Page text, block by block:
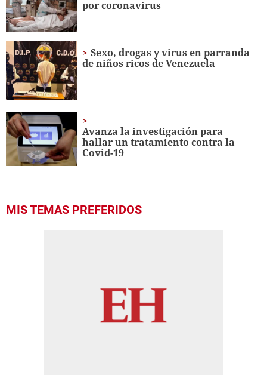
por coronavirus
Sexo, drogas y virus en parranda
de niños ricos de Venezuela
Avanza la investigación para
hallar un tratamiento contra la
Covid-19
MIS TEMAS PREFERIDOS